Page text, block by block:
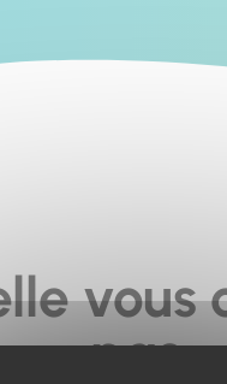
vous